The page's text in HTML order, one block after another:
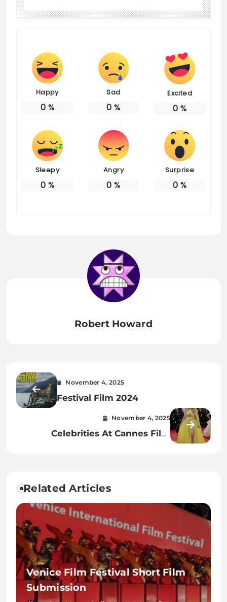
Happy
0 %
Sad
0 %
Excited
0 %
Sleepy
0 %
Angry
0 %
Surprise
0 %
Robert Howard
November 4, 2025
Festival Film 2024
November 4, 2025
Celebrities At Cannes Film
Related Articles
Venice Film Festival Short Film
Submission